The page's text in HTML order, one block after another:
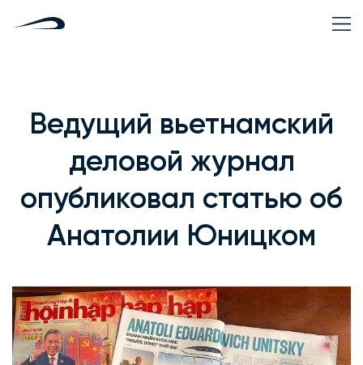
Ведущий вьетнамский
деловой журнал
опубликовал статью об
Анатолии Юницком